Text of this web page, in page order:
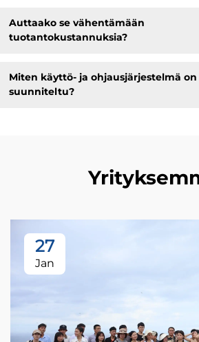
Auttaako se vähentämään
tuotantokustannuksia?
Miten käyttö- ja ohjausjärjestelmä on
suunniteltu?
27
Jan